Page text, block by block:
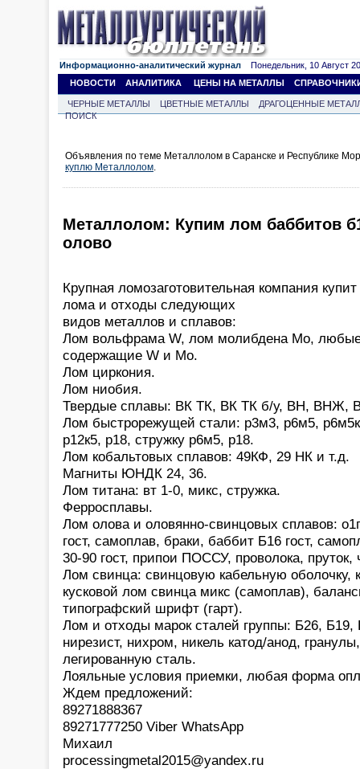
Информационно-аналитический журнал Понедельник, 10 Август
НОВОСТИ
АНАЛИТИКА ЦЕНЫ НА МЕТАЛЛЫ
ЧЕРНЫЕ МЕТАЛЛЫ ЦВЕТНЫЕ МЕТАЛЛЫ
ДРАГОЦЕННЫЕ
ПОИСК
Объявления по теме Металлолом в Саранске и Республике
куплю Металлолом.
Металлолом: Купим лом баббитов
олово
Крупная ломозаготовительная компания
лома и отходы следующих
видов металлов и сплавов:
Лом вольфрама W, лом молибдена Mo,
содержащие W и Mo.
Лом циркония.
Лом ниобия.
Твердые сплавы: ВК ТК, ВК ТК б/у, ВН,
Лом быстрорежущей стали: р3м3, р6м5,
р12к5, р18, стружку р6м5, р18.
Лом кобальтовых сплавов: 49КФ, 29 НК и т.д.
Магниты ЮНДК 24, 36.
Лом титана: вт 1-0, микс, стружка.
Ферросплавы.
Лом олова и оловянно-свинцовых сплавов:
гост, самоплав, браки, баббит Б16 гост,
30-90 гост, припои ПОССУ, проволока,
Лом свинца: свинцовую кабельную оболочку,
кусковой лом свинца микс (самоплав),
типографский шрифт (гарт).
Лом и отходы марок сталей группы: Б26,
нирезист, нихром, никель катод/анод,
легированную сталь.
Лояльные условия приемки, любая форма
Ждем предложений:
89271888367
89271777250 Viber WhatsApp
Михаил
processingmetal2015@yandex.ru